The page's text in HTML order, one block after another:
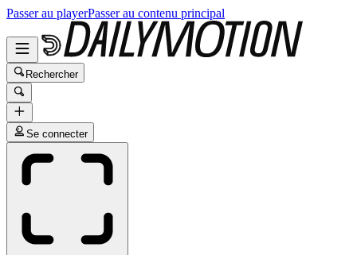
Passer au playerPasser au contenu principal
Rechercher
Se connecter